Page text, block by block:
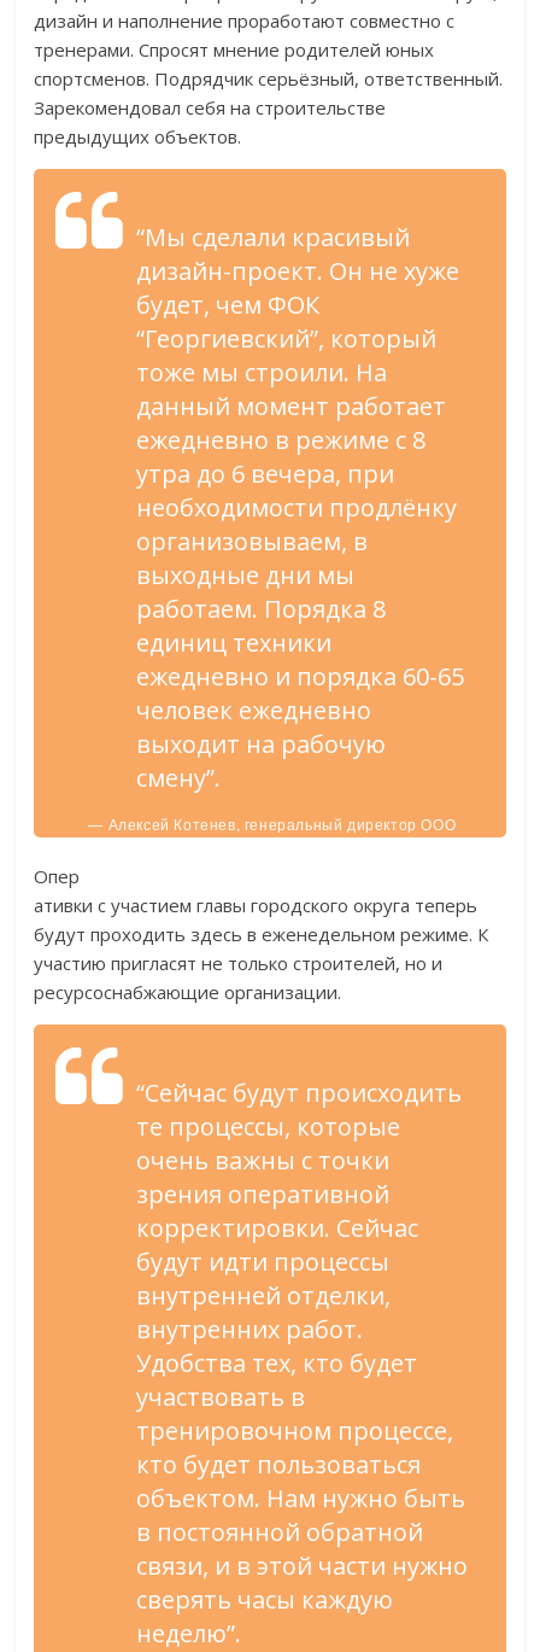
дизайн и наполнение проработают совместно с
тренерами. Спросят мнение родителей юных
спортсменов. Подрядчик серьёзный, ответственный.
Зарекомендовал себя на строительстве
предыдущих объектов.
“Мы сделали красивый
дизайн-проект. Он не хуже
будет, чем ФОК
“Георгиевский”, который
тоже мы строили. На
данный момент работает
ежедневно в режиме с 8
утра до 6 вечера, при
необходимости продлёнку
организовываем, в
выходные дни мы
работаем. Порядка 8
единиц техники
ежедневно и порядка 60-65
человек ежедневно
выходит на рабочую
смену”.
— Алексей Котенев, генеральный директор ООО
“Специализированный застройщик
Опер
ативки с участием главы городского округа теперь
будут проходить здесь в еженедельном режиме. К
участию пригласят не только строителей, но и
ресурсоснабжающие организации.
“Сейчас будут происходить
те процессы, которые
очень важны с точки
зрения оперативной
корректировки. Сейчас
будут идти процессы
внутренней отделки,
внутренних работ.
Удобства тех, кто будет
участвовать в
тренировочном процессе,
кто будет пользоваться
объектом. Нам нужно быть
в постоянной обратной
связи, и в этой части нужно
сверять часы каждую
неделю”.